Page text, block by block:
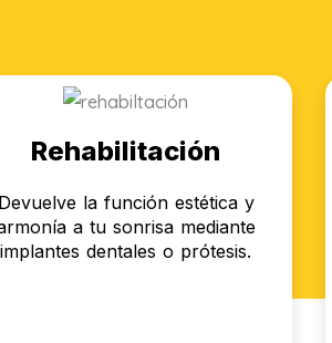
Rehabilitación
Devuelve la función estética y
a tu sonrisa mediante
implantes dentales o prótesis.